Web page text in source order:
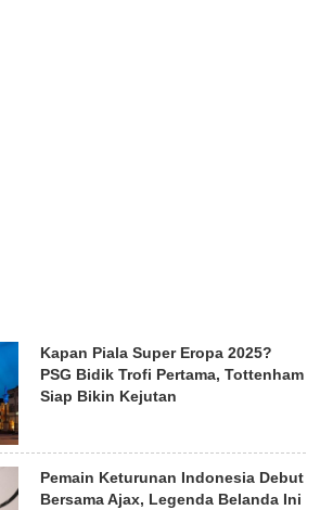
Kapan Piala Super Eropa 2025?
PSG Bidik Trofi Pertama, Tottenham
Siap Bikin Kejutan
Pemain Keturunan Indonesia Debut
Bersama Ajax, Legenda Belanda Ini